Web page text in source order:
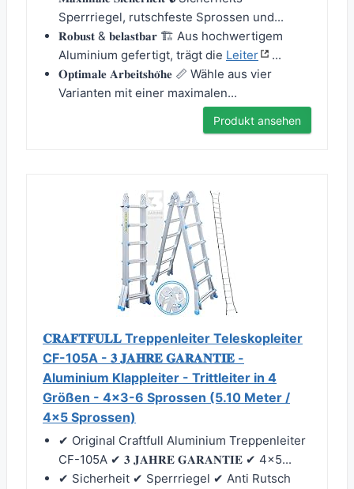
Sperrriegel, rutschfeste Sprossen und...
𝐑𝐨𝐛𝐮𝐬𝐭 & 𝐛𝐞𝐥𝐚𝐬𝐭𝐛𝐚𝐫 🏗️ Aus hochwertigem
Aluminium gefertigt, trägt die Leiter
...
𝐎𝐩𝐭𝐢𝐦𝐚𝐥𝐞 𝐀𝐫𝐛𝐞𝐢𝐭𝐬𝐡𝐨̈𝐡𝐞 📏 Wähle aus vier
Varianten mit einer maximalen...
Produkt ansehen
𝐂𝐑𝐀𝐅𝐓𝐅𝐔𝐋𝐋 Treppenleiter Teleskopleiter
CF-105A - 𝟑 𝐉𝐀𝐇𝐑𝐄 𝐆𝐀𝐑𝐀𝐍𝐓𝐈𝐄 -
Aluminium Klappleiter - Trittleiter in 4
Größen - 4x3-6 Sprossen (5.10 Meter /
4x5 Sprossen)
✔ Original Craftfull Aluminium Treppenleiter
CF-105A ✔ 𝟑 𝐉𝐀𝐇𝐑𝐄 𝐆𝐀𝐑𝐀𝐍𝐓𝐈𝐄 ✔ 4x5...
✔ Sicherheit ✔ Sperrriegel ✔ Anti Rutsch